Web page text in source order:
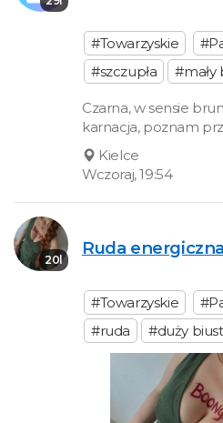
#Towarzyskie
#szczupła
#mały
Czarna, w sensie
karnacja, poznam
Kielce
Wczoraj, 19:54
20l
Ruda
#Towarzyskie
#ruda
#duży biust